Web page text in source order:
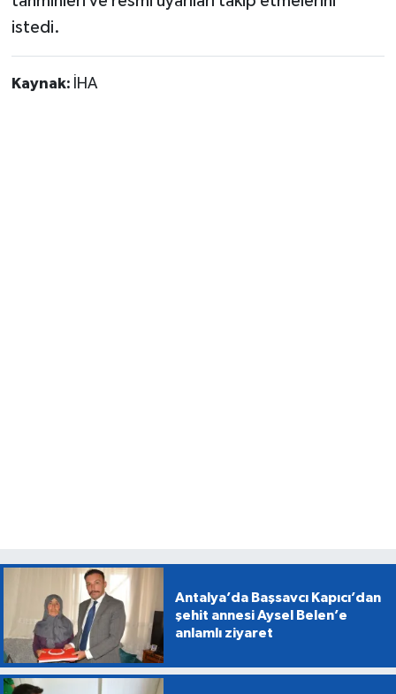
istedi.
Kaynak: İHA
Antalya’da Başsavcı Kapıcı’dan
şehit annesi Aysel Belen’e
anlamlı ziyaret